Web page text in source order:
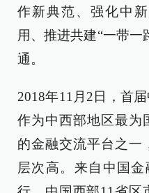
作新典范、强化中
用、推进共建“一带一
通。
2018年11月2日，首
作为中西部地区最为
的金融交流平台之一
层次高。来自中国